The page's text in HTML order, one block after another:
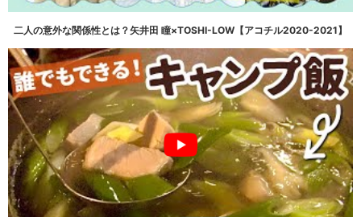
二人の意外な関係性とは？矢井田 瞳×TOSHI-LOW【アコチル2020-2021】